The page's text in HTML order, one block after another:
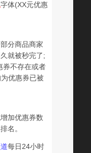
字体(XX元优惠
分商品商家
就被秒完了;
券不存在或者
为优惠券已被
加优惠券数
名。
每日24小时